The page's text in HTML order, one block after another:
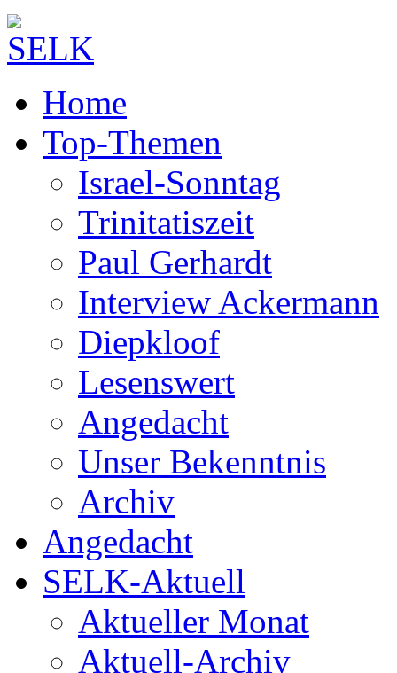
Home
Top-Themen
Israel-Sonntag
Trinitatiszeit
Paul Gerhardt
Interview Ackermann
Diepkloof
Lesenswert
Angedacht
Unser Bekenntnis
Archiv
Angedacht
SELK-Aktuell
Aktueller Monat
Aktuell-Archiv